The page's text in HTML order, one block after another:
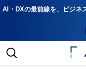
AI・DXの最前線を、ビジネ